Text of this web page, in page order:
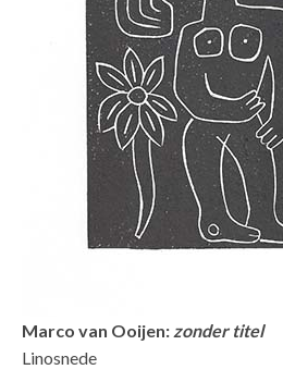
Marco van Ooijen: zonder titel
Linosnede